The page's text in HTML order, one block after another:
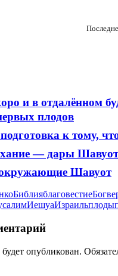
и в отдалённом
плодов
к тому,
— дары
Шавуот
БиблияблаговестиеБог
ИешуаИзраильплоды
опубликован.